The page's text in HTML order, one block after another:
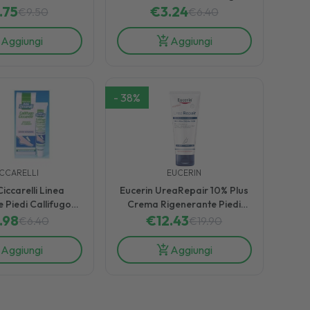
150 ml
€9.50
Aggiungi
Liquido con Pennello 12 ml
€3.24€6.40
Aggiungi
Linea
Piedi Callifugo
Tubetto 5 ml
€6.40
Aggiungi
- 38%
EUCERIN
Eucerin UreaRepair 10% Plus
Crema Rigenerante Piedi
Pelle Secca 100 ml
€12.43€19.90
Aggiungi